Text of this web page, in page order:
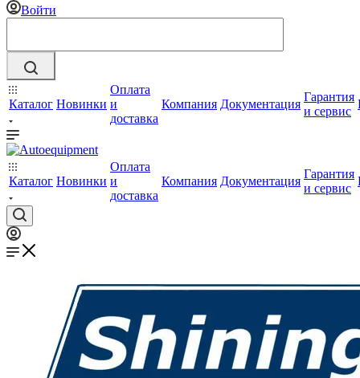
Войти
Каталог Новинки
Оплата
и
доставка
Компания Документация
Гарантия
и сервис
Каталог Новинки
Оплата
и
доставка
Компания Документация
Гарантия
и сервис